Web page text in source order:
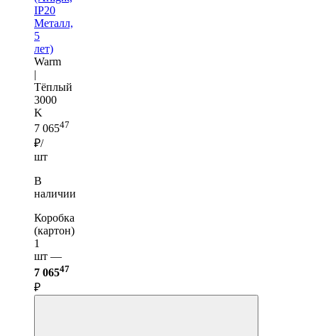
IP20
Металл,
5
лет)
Warm
|
Тёплый
3000
K
7 06547
₽/
шт
В
наличии
Коробка
(картон)
1
шт —
7 06547
₽